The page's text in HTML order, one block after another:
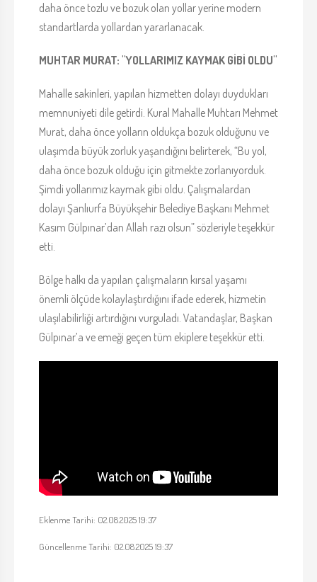
daha önce tozlu ve bozuk olan yollar yerine modern
standartlarda yollardan yararlanacak.
MUHTAR MURAT: "YOLLARIMIZ KAYMAK GİBİ OLDU"
Mahalle sakinleri, yapılan hizmetten dolayı duydukları
memnuniyeti dile getirdi. Kural Mahalle Muhtarı Mehmet
Murat, daha önce yolların oldukça bozuk olduğunu ve
ulaşımda büyük zorluk yaşandığını belirterek, “Bu yol,
daha önce bozuk olduğu için gitmekte zorlanıyorduk.
Şimdi yollarımız kaymak gibi oldu. Çalışmalardan
dolayı Şanlıurfa Büyükşehir Belediye Başkanı Mehmet
Kasım Gülpınar’dan Allah razı olsun” sözleriyle teşekkür
etti.
Bölge halkı da yapılan çalışmaların kırsal yaşamı
önemli ölçüde kolaylaştırdığını ifade ederek, hizmetin
ulaşılabilirliği artırdığını vurguladı. Vatandaşlar, Başkan
Gülpınar’a ve emeği geçen tüm ekiplere teşekkür etti.
Eklenme Tarihi: 02.08.2025 19:37
Güncellenme Tarihi: 02.08.2025 19:37